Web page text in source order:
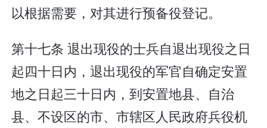
以根据需要，对其进行预备役登记。
第十七条 退出现役的士兵自退出现役之日
起四十日内，退出现役的军官自确定安置
地之日起三十日内，到安置地县、自治
县、不设区的市、市辖区人民政府兵役机